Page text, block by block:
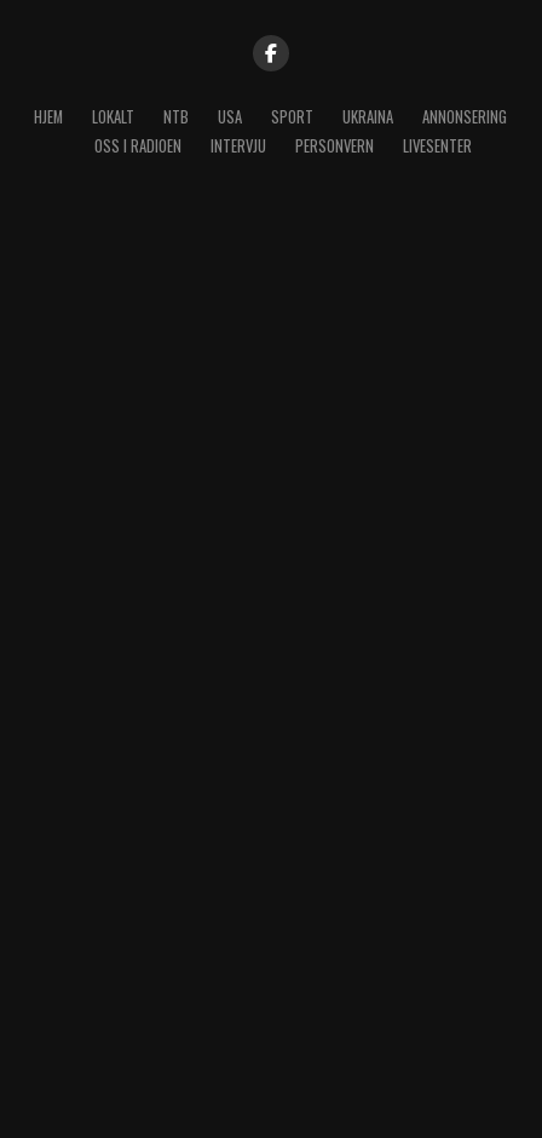
HJEM LOKALT NTB USA SPORT UKRAINA
ANNONSERING
OSS I RADIOEN
INTERVJU PERSONVERN LIVESENTER